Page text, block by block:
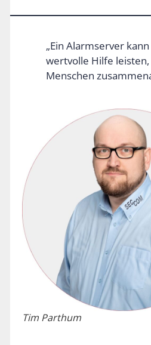
„Ein Alarmserver
wertvolle Hilfe leisten,
Menschen
Tim Parthum